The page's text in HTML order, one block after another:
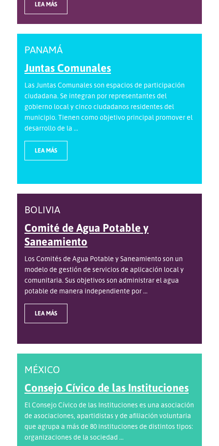
LEA MÁS
PANAMÁ
Juntas Comunales
Las Juntas Comunales son espacios de participación
ciudadana. Se integran por representantes del
gobierno local y cinco ciudadanos residentes del
municipio. Tienen como objetivo principal promover el
desarrollo de la ...
LEA MÁS
BOLIVIA
Comité de Agua Potable y
Saneamiento
Los Comités de Agua Potable y Saneamiento son un
modelo de gestión de servicios de aplicación local y
comunitaria. Sus objetivos son administrar el agua
potable de manera independiente por ...
LEA MÁS
MÉXICO
Consejo Cívico de las Instituciones
El Consejo Cívico de las Instituciones es una asociación
de asociaciones, apartidistas y de afiliación voluntaria
que agrupa a más de 80 instituciones de distintos tipos:
organizaciones de la sociedad ...